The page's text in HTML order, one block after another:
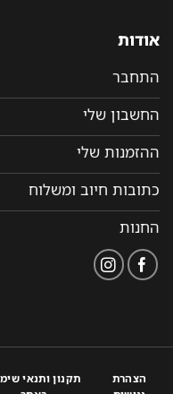
אודות
התחבר
החשבון שלי
ההזמנות שלי
כתובות חיוב ומשלוח
החנות
הצהרת
תקנון ותנאי שימוש